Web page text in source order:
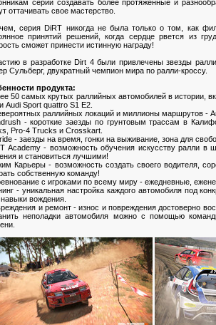
серии создавать более протяженные и
оттачивать свое мастерство.
серия DiRT никогда не была только о том, как
принятий решений, когда сердце рвется из
сможет принести истинную награду!
в разработке Dirt 4 были привлечены звезды
Сульберг, двукратный чемпион мира по ралли-кроссу.
продукта:
50 самых крутых раллийных автомобилей в истории,
Audi Sport quattro S1 E2.
раллийных локаций и миллионы маршрутов -
- короткие заезды по грунтовым трассам в
Pro-4 Trucks и Crosskart.
- заезды на время, гонки на выживание, зона для
Academy - возможность обучения искусству ралли в
и становиться лучшими!
Карьеры - возможность создать своего водителя,
собственную команду!
с игроками по всему миру - ежедневные,
- уникальная настройка каждого автомобиля под
вождения.
и ремонт - износ и повреждения достоверно
неполадки автомобиля можно с помощью